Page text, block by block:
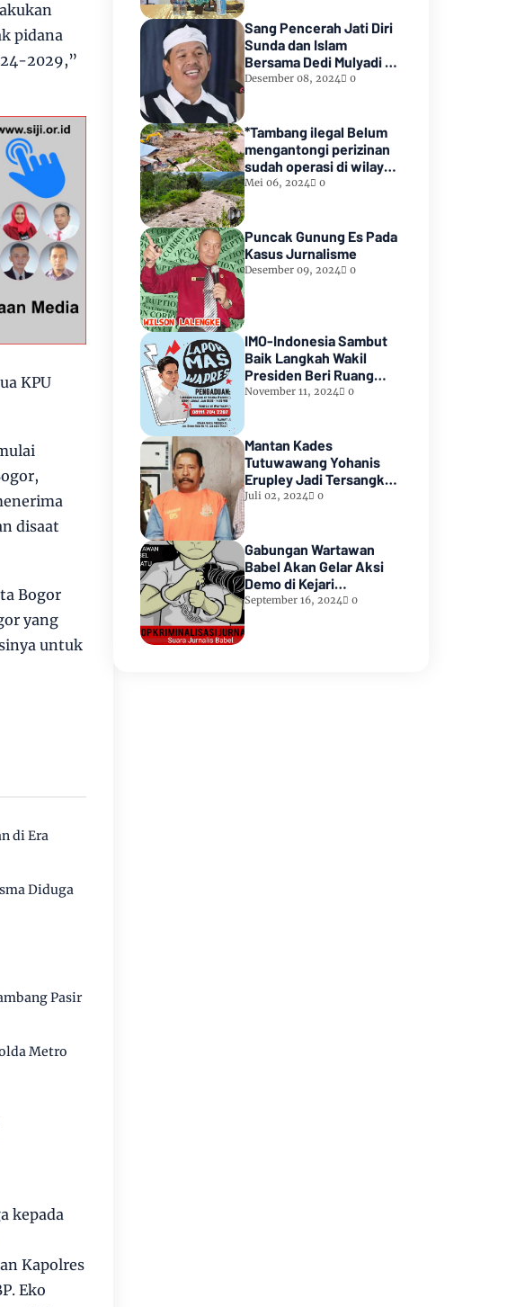
pidana
2029,”
KPU
disaat
Bogor
yang
untuk
di Era
Diduga
Pasir
Metro
kepada
Kapolres
Eko
Oleh Sat Reskrim
Sang Pencerah Jati Diri
Sunda dan Islam
Bersama Dedi Mulyadi :
Harmoni yang Tak
Desember 08, 2024 0
*Tambang ilegal Belum
mengantongi perizinan
sudah operasi di wilayah
hutan lindung paiker
Mei 06, 2024 0
Puncak Gunung Es Pada
Kasus Jurnalisme
Desember 09, 2024 0
IMO-Indonesia Sambut
Baik Langkah Wakil
Presiden Beri Ruang
Aduan Masyarakat
November 11, 2024 0
Mantan Kades
Tutuwawang Yohanis
Erupley Jadi Tersangka
Diduga Korupsi 1,2 Miliar
Juli 02, 2024 0
Gabungan Wartawan
Babel Akan Gelar Aksi
Demo di Kejari
Pangkalpinang
September 16, 2024 0